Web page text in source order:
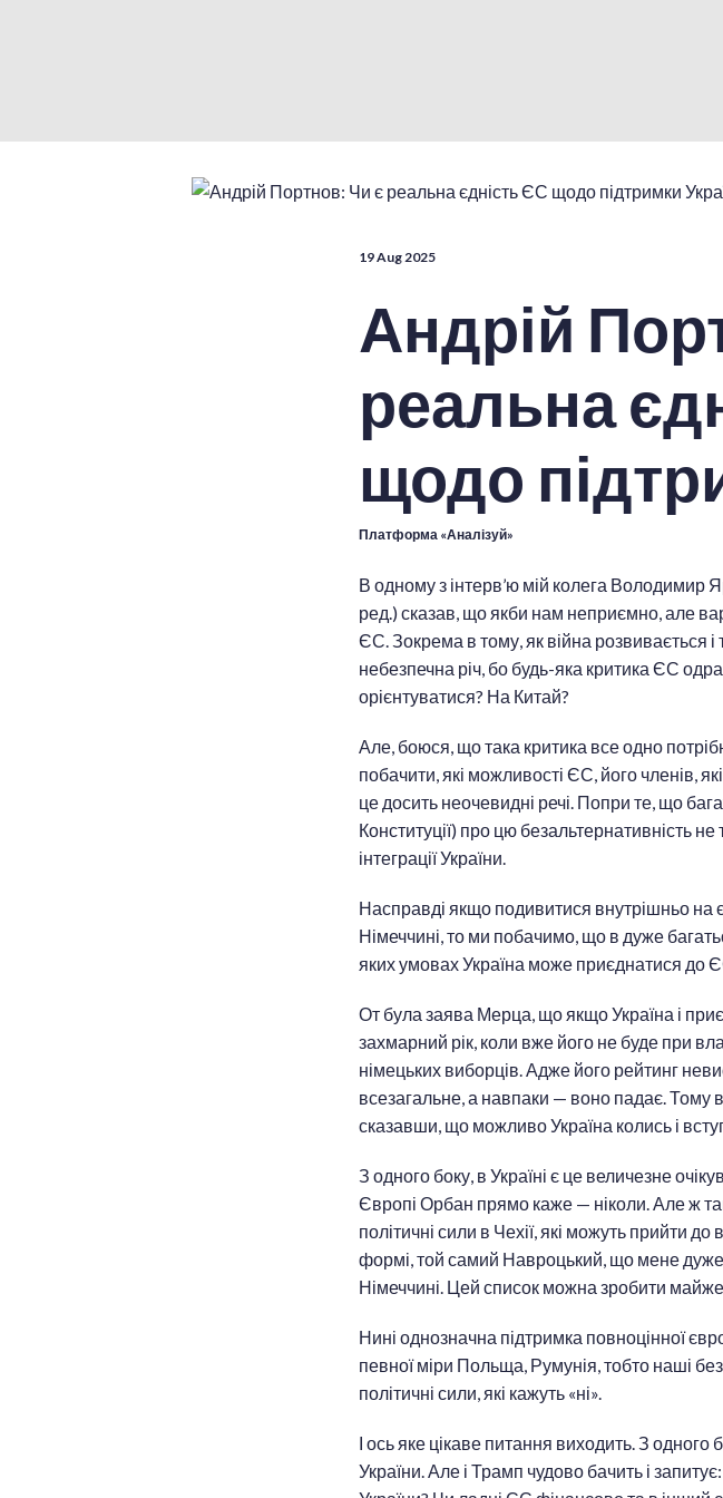
19 Aug 2025
Андрій
реальна
щодо
Платформа «Аналізуй»
В одному з інтерв’ю мій колега Володимир
ред.) сказав, що якби нам неприємно, але
ЄС. Зокрема в тому, як війна розвивається
небезпечна річ, бо будь-яка критика ЄС
орієнтуватися? На Китай?
Але, боюся, що така критика все одно
побачити, які можливості ЄС, його членів,
це досить неочевидні речі. Попри те, що
Конституції) про цю безальтернативність
інтеграції України.
Насправді якщо подивитися внутрішньо на
Німеччині, то ми побачимо, що в дуже
яких умовах Україна може приєднатися до
От була заява Мерца, що якщо Україна і
захмарний рік, коли вже його не буде при
німецьких виборців. Адже його рейтинг
всезагальне, а навпаки — воно падає. Тому
сказавши, що можливо Україна колись і
З одного боку, в Україні є це величезне
Європі Орбан прямо каже — ніколи. Але ж
політичні сили в Чехії, які можуть прийти
формі, той самий Навроцький, що мене дуже
Німеччині. Цей список можна зробити
Нині однозначна підтримка повноцінної
певної міри Польща, Румунія, тобто наші
політичні сили, які кажуть «ні».
І ось яке цікаве питання виходить. З
України. Але і Трамп чудово бачить і